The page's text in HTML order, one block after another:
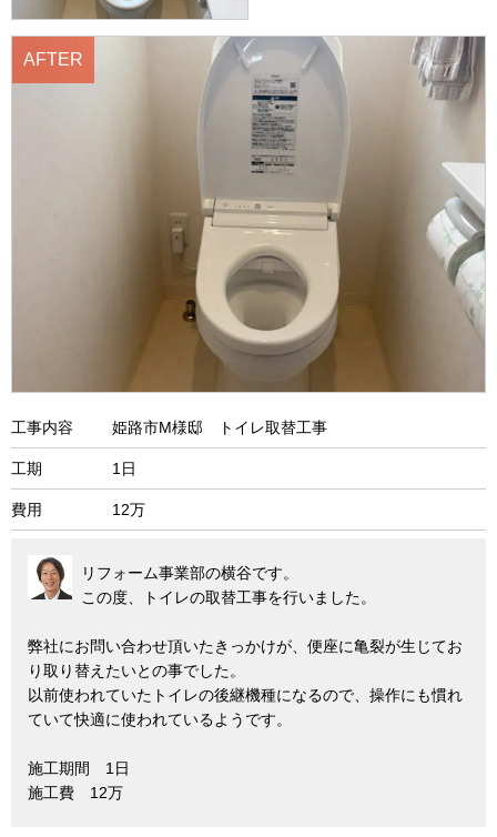
工事内容 姫路市M様邸 トイレ取替工事
工期 1日
費用 12万
リフォーム事業部の横谷です。
この度、トイレの取替工事を行いました。
弊社にお問い合わせ頂いたきっかけが、便座に亀裂が生じてお
り取り替えたいとの事でした。
以前使われていたトイレの後継機種になるので、操作にも慣れ
ていて快適に使われているようです。
施工期間 1日
施工費 12万